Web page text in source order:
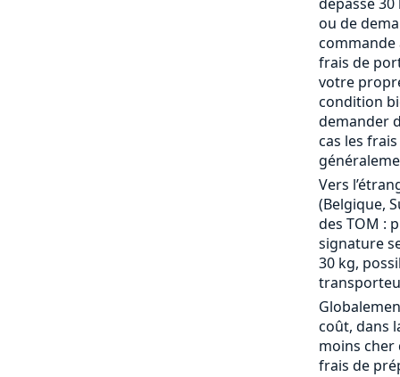
ou de
commande
frais de
votre
condition
demander
cas les
Vers
(Belgique,
des TOM :
signature
30 kg,
coût, dans
moins cher
frais de